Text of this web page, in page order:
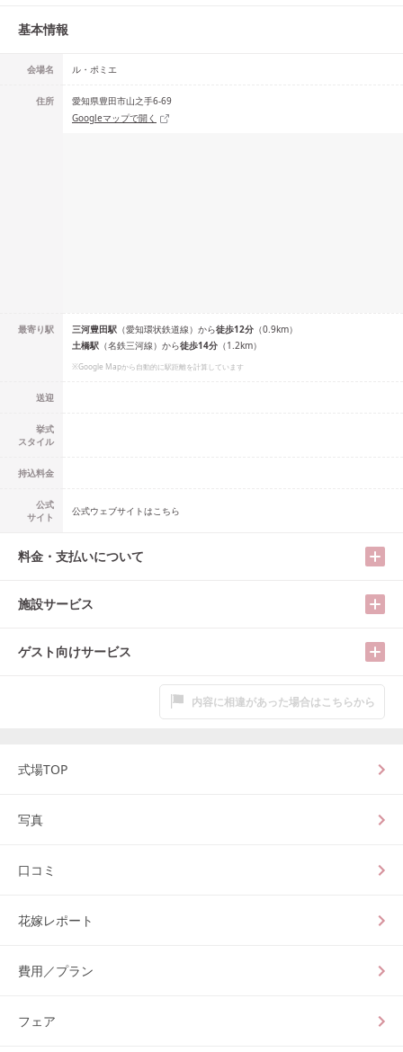
基本情報
会場名 ル・ポミエ
住所
愛知県豊田市山之手6-69
Googleマップで開く
最寄り駅 三河豊田駅 （愛知環状鉄道線） から徒歩12分 （0.9km）
土橋駅 （名鉄三河線） から徒歩14分 （1.2km）
※Google Mapから自動的に駅距離を計算しています
送迎
挙式
スタイル
持込料金
公式
サイト
公式ウェブサイトはこちら
料金・支払いについて
施設サービス
ゲスト向けサービス
内容に相違があった場合はこちらから
式場TOP
写真
口コミ
花嫁レポート
費用／プラン
フェア